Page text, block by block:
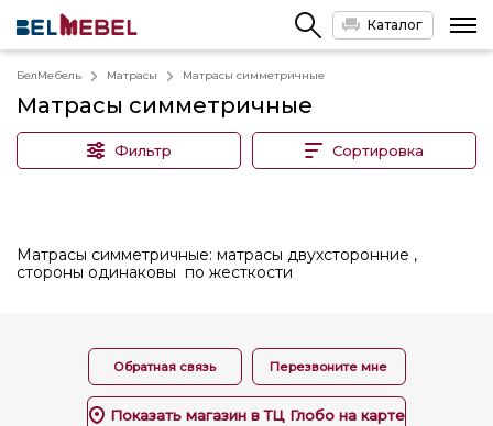
Каталог
БелМебель Матрасы Матрасы симметричные
Матрасы симметричные
Фильтр Сортировка
Матрасы симметричные: матрасы двухсторонние ,
стороны одинаковы по жесткости
Обратная связь Перезвоните мне
Показать магазин в ТЦ Глобо на карте